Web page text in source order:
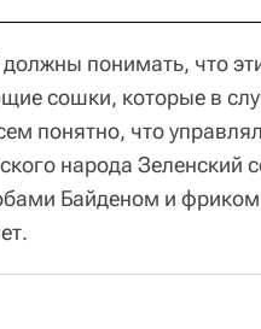
понимать, что
сошки, которые в
понятно, что
народа
Байденом и